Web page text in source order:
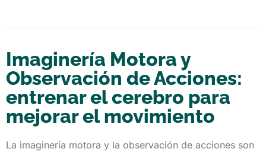
Imaginería Motora y
Observación de Acciones:
entrenar el cerebro para
mejorar el movimiento
La imaginería motora y la observación de acciones son